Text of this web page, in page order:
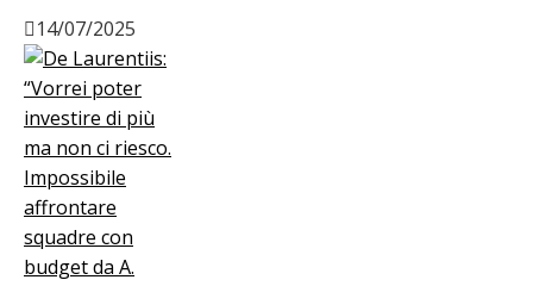
14/07/2025